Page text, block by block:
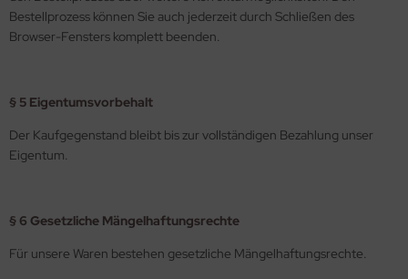
Bestellprozess können Sie auch jederzeit durch Schließen des
Browser-Fensters komplett beenden.
§ 5 Eigentumsvorbehalt
Der Kaufgegenstand bleibt bis zur vollständigen Bezahlung unser
Eigentum.
§ 6 Gesetzliche Mängelhaftungsrechte
Für unsere Waren bestehen gesetzliche Mängelhaftungsrechte.